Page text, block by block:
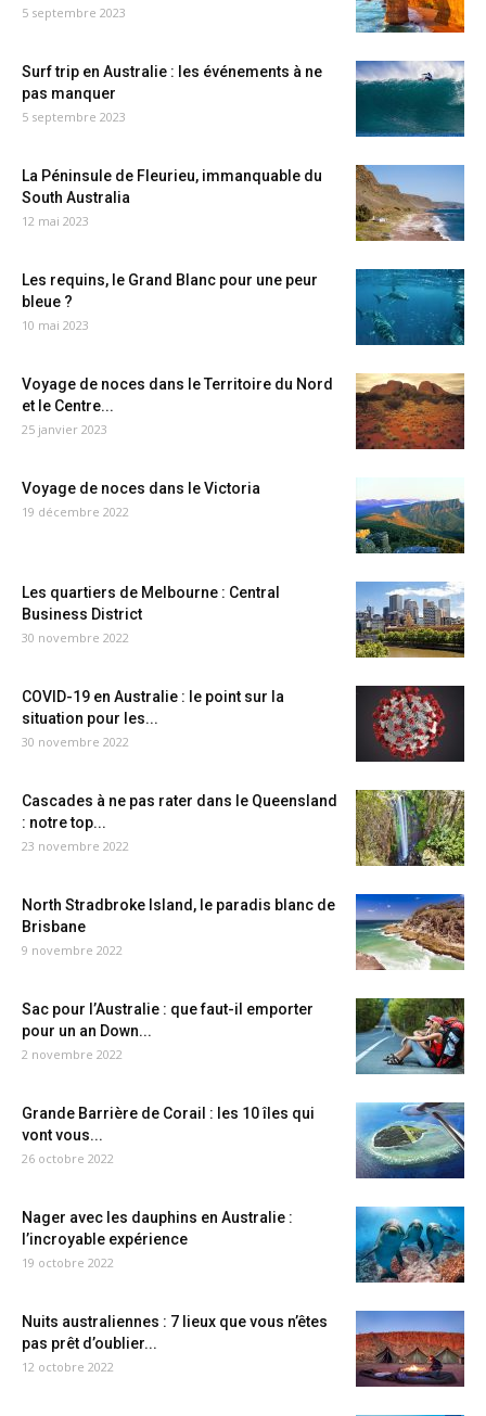
5 septembre 2023
Surf trip en Australie : les événements à ne
pas manquer
5 septembre 2023
La Péninsule de Fleurieu, immanquable du
South Australia
12 mai 2023
Les requins, le Grand Blanc pour une peur
bleue ?
10 mai 2023
Voyage de noces dans le Territoire du Nord
et le Centre...
25 janvier 2023
Voyage de noces dans le Victoria
19 décembre 2022
Les quartiers de Melbourne : Central
Business District
30 novembre 2022
COVID-19 en Australie : le point sur la
situation pour les...
30 novembre 2022
Cascades à ne pas rater dans le Queensland
: notre top...
23 novembre 2022
North Stradbroke Island, le paradis blanc de
Brisbane
9 novembre 2022
Sac pour l’Australie : que faut-il emporter
pour un an Down...
2 novembre 2022
Grande Barrière de Corail : les 10 îles qui
vont vous...
26 octobre 2022
Nager avec les dauphins en Australie :
l’incroyable expérience
19 octobre 2022
Nuits australiennes : 7 lieux que vous n’êtes
pas prêt d’oublier...
12 octobre 2022